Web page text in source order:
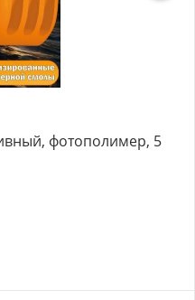
фотополимер, 5